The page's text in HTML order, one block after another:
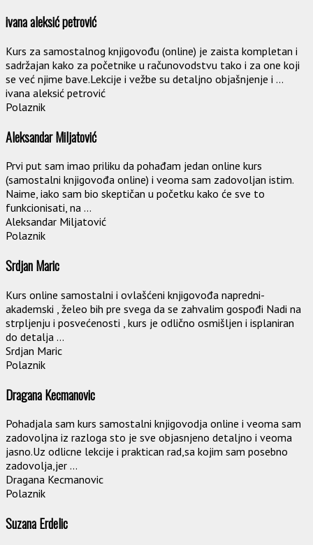
ivana aleksić petrović
Kurs za samostalnog knjigovođu (online) je zaista kompletan i
sadržajan kako za početnike u računovodstvu tako i za one koji
se već njime bave.Lekcije i vežbe su detaljno objašnjenje i ...
ivana aleksić petrović
Polaznik
Aleksandar Miljatović
Prvi put sam imao priliku da pohađam jedan online kurs
(samostalni knjigovođa online) i veoma sam zadovoljan istim.
Naime, iako sam bio skeptičan u početku kako će sve to
funkcionisati, na ...
Aleksandar Miljatović
Polaznik
Srdjan Maric
Kurs online samostalni i ovlašćeni knjigovođa napredni-
akademski , želeo bih pre svega da se zahvalim gospođi Nadi na
strpljenju i posvećenosti , kurs je odlično osmišljen i isplaniran
do detalja ...
Srdjan Maric
Polaznik
Dragana Kecmanovic
Pohadjala sam kurs samostalni knjigovodja online i veoma sam
zadovoljna iz razloga sto je sve objasnjeno detaljno i veoma
jasno.Uz odlicne lekcije i praktican rad,sa kojim sam posebno
zadovolja,jer ...
Dragana Kecmanovic
Polaznik
Suzana Erdelic